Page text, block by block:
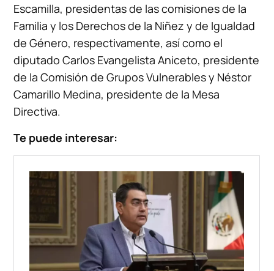
Escamilla, presidentas de las comisiones de la
Familia y los Derechos de la Niñez y de Igualdad
de Género, respectivamente, así como el
diputado Carlos Evangelista Aniceto, presidente
de la Comisión de Grupos Vulnerables y Néstor
Camarillo Medina, presidente de la Mesa
Directiva.
Te puede interesar: